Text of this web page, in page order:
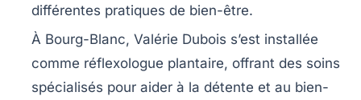
différentes pratiques de bien-être.
À Bourg-Blanc, Valérie Dubois s’est installée
comme réflexologue plantaire, offrant des soins
spécialisés pour aider à la détente et au bien-